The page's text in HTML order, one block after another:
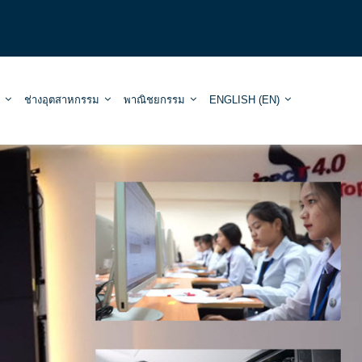
ช่างอุตสาหกรรม พาณิชยกรรม ENGLISH ‎(EN)‎